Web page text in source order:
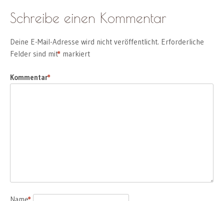
Schreibe einen Kommentar
Deine E-Mail-Adresse wird nicht veröffentlicht. Erforderliche
Felder sind mit
* markiert
Kommentar
*